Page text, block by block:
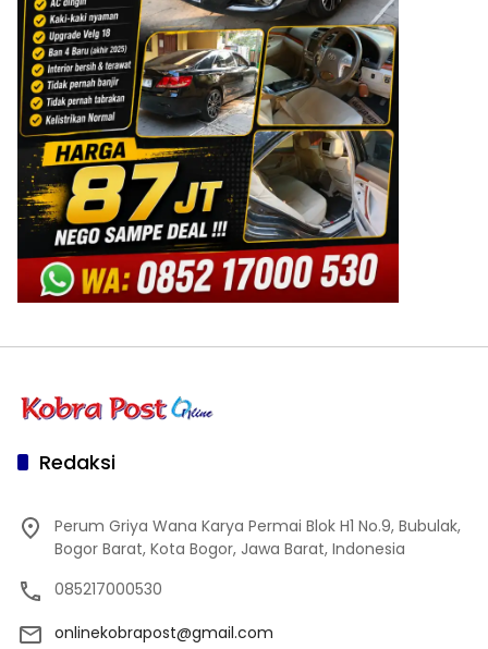
Redaksi
Perum Griya Wana Karya Permai Blok H1 No.9, Bubulak,
Bogor Barat, Kota Bogor, Jawa Barat, Indonesia
085217000530
onlinekobrapost@gmail.com